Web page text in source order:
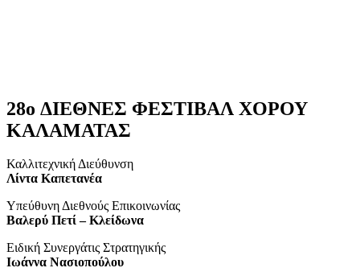
28o ΔΙΕΘΝΕΣ ΦΕΣΤΙΒΑΛ ΧΟΡΟΥ
ΚΑΛΑΜΑΤΑΣ
Καλλιτεχνική Διεύθυνση
Λίντα Καπετανέα
Υπεύθυνη Διεθνούς Επικοινωνίας
Βαλερύ Πετί – Κλείδωνα
Ειδική Συνεργάτις Στρατηγικής
Ιωάννα Νασιοπούλου